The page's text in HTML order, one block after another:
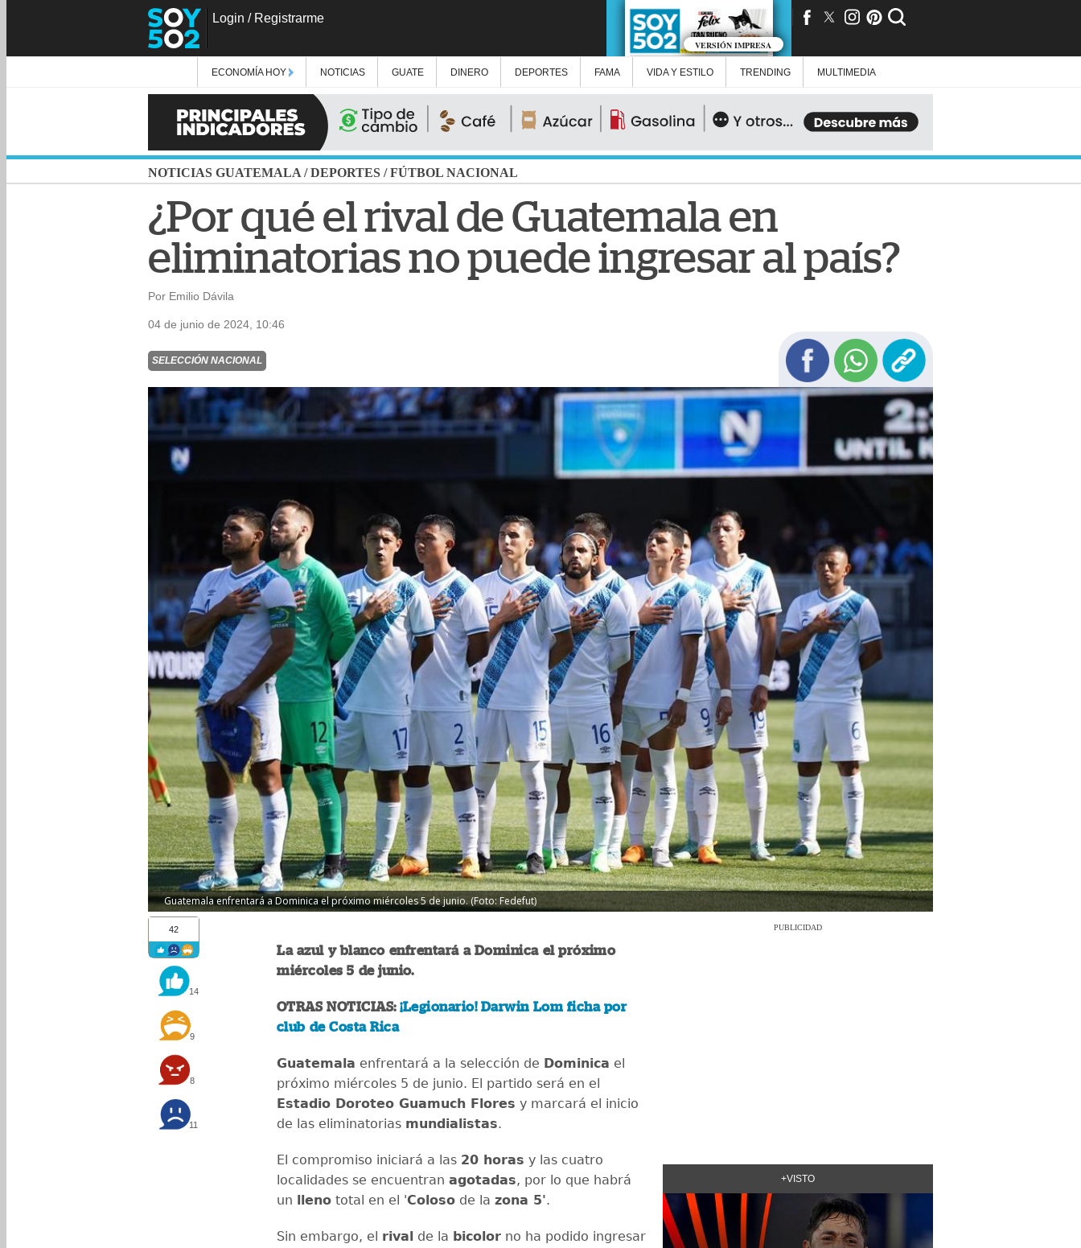
Login / Registrarme
VERSIÓN IMPRESA
ECONOMÍA HOY NOTICIAS GUATE DINERO DEPORTES FAMA VIDA Y ESTILO TRENDING MULTIMEDIA
NOTICIAS GUATEMALA /DEPORTES /FÚTBOL NACIONAL
¿Por qué el rival de Guatemala en
eliminatorias no puede ingresar al país?
Por Emilio Dávila
04 de junio de 2024, 10:46
SELECCIÓN NACIONAL
Guatemala enfrentará a Dominica el próximo miércoles 5 de junio. (Foto: Fedefut)
42
14
9
8
11
La azul y blanco enfrentará a Dominica el próximo
miércoles 5 de junio.
OTRAS NOTICIAS:¡Legionario! Darwin Lom ficha por
club de Costa Rica
Guatemala enfrentará a la selección de Dominica el
próximo miércoles 5 de junio. El partido será en el
Estadio Doroteo Guamuch Flores y marcará el inicio
de las eliminatorias mundialistas.
El compromiso iniciará a las 20 horas y las cuatro
localidades se encuentran agotadas, por lo que habrá
un lleno total en el 'Coloso de la zona 5'.
Sin embargo, el rival de la bicolor no ha podido ingresar
PUBLICIDAD
+VISTO